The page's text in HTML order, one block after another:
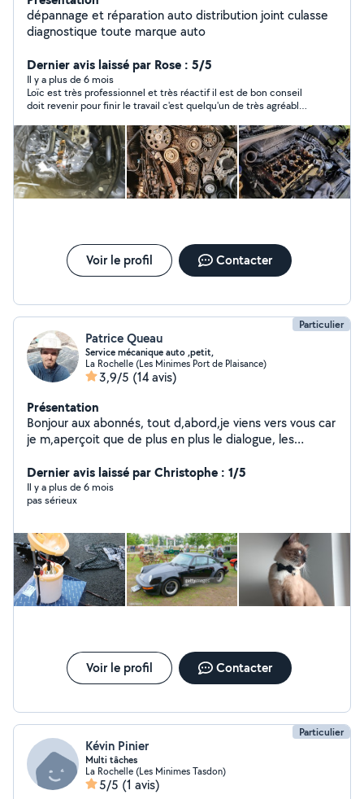
dépannage et réparation auto distribution joint culasse
diagnostique toute marque auto
Dernier avis laissé par Rose : 5/5
Il y a plus de 6 mois
Loïc est très professionnel et très réactif il est de bon conseil
doit revenir pour finir le travail c'est quelqu'un de très agréable
Voir le profil Contacter
Particulier
Patrice Queau
Service mécanique auto ,petit,
La Rochelle (Les Minimes Port de Plaisance)
3,9/5 (14 avis)
Présentation
Bonjour aux abonnés, tout d,abord,je viens vers vous car
je m,aperçoit que de plus en plus le dialogue, les
avec le temps, il faut ne pas oublier qu'il est écrit, dans
la bible d,aider son prochain, je vais bien voir si possible,
si je peux faire plaisir merci à tous vous pouvez Patrice.
Dernier avis laissé par Christophe : 1/5
Il y a plus de 6 mois
pas sérieux
Voir le profil Contacter
Particulier
Kévin Pinier
Multi tâches
La Rochelle (Les Minimes Tasdon)
5/5 (1 avis)